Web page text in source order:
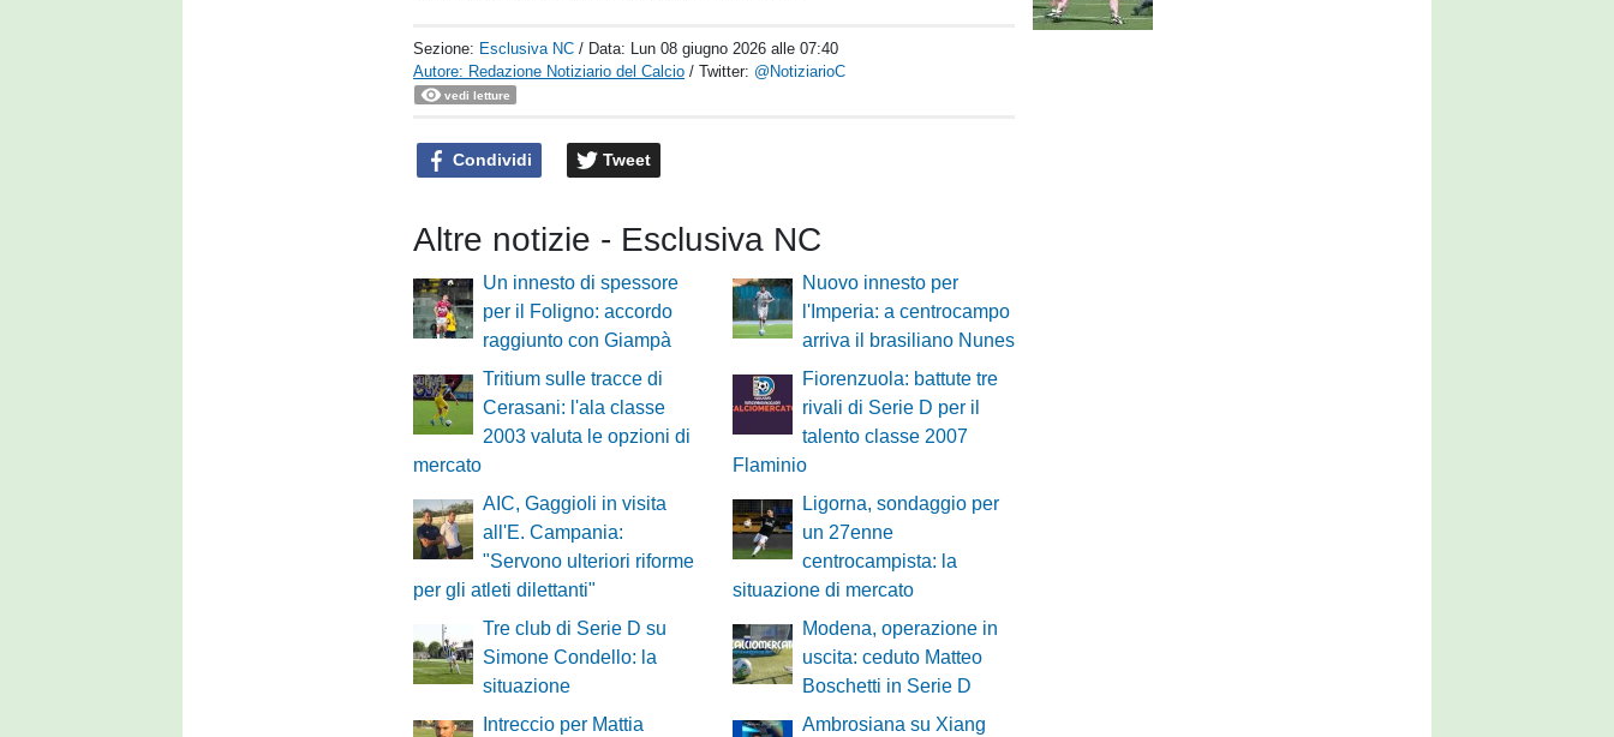
Sezione: Esclusiva NC / Data: Lun 08 giugno 2026 alle 07:40
Autore: Redazione Notiziario del Calcio / Twitter: @NotiziarioC
vedi letture
Condividi Tweet
Altre notizie - Esclusiva NC
Un innesto di spessore
per il Foligno: accordo
raggiunto con Giampà
Nuovo innesto per
l'Imperia: a centrocampo
arriva il brasiliano Nunes
Tritium sulle tracce di
Cerasani: l'ala classe
2003 valuta le opzioni di
mercato
Fiorenzuola: battute tre
rivali di Serie D per il
talento classe 2007
Flaminio
AIC, Gaggioli in visita
all'E. Campania:
"Servono ulteriori riforme
per gli atleti dilettanti"
Ligorna, sondaggio per
un 27enne
centrocampista: la
situazione di mercato
Tre club di Serie D su
Simone Condello: la
situazione
Modena, operazione in
uscita: ceduto Matteo
Boschetti in Serie D
Intreccio per Mattia
Ambrosiana su Xiang